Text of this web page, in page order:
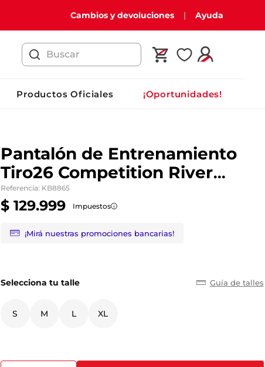
Cambios y devoluciones Ayuda
Buscar
Productos Oficiales ¡Oportunidades!
Pantalón de Entrenamiento
Tiro26 Competition River
Plate 26/27
Referencia: KB8865
$ 129.999 Impuestos
¡Mirá nuestras promociones bancarias!
Guía de talles
Selecciona tu talle
S M L XL